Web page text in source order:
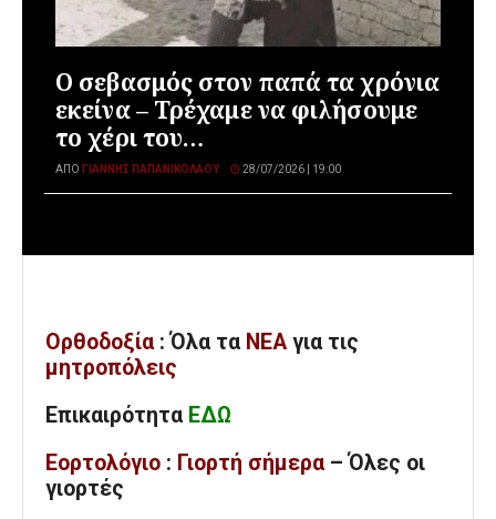
Ο σεβασμός στον παπά τα χρόνια
εκείνα – Τρέχαμε να φιλήσουμε
το χέρι του…
ΑΠΌ ΓΙΆΝΝΗΣ ΠΑΠΑΝΙΚΟΛΆΟΥ 28/07/2026 | 19:00
Ορθοδοξία : Όλα τα ΝΕΑ για τις
μητροπόλεις
Επικαιρότητα ΕΔΩ
Εορτολόγιο : Γιορτή σήμερα – Όλες οι
γιορτές